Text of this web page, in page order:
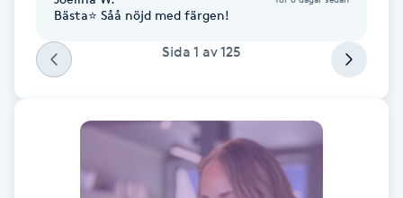
Fransk manikyr
Fransrengöring
Frekvensterapi
Bästa⭐️ Såå nöjd med färgen!
Sida 1 av125